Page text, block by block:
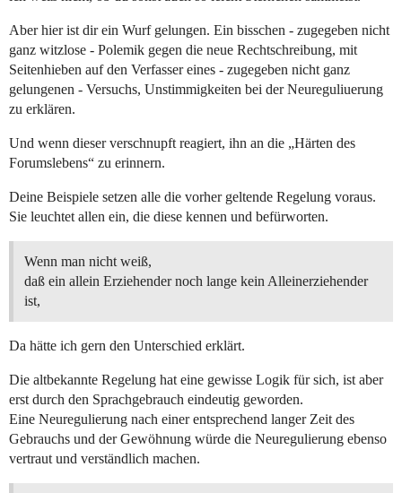
Aber hier ist dir ein Wurf gelungen. Ein bisschen - zugegeben nicht
ganz witzlose - Polemik gegen die neue Rechtschreibung, mit
Seitenhieben auf den Verfasser eines - zugegeben nicht ganz
gelungenen - Versuchs, Unstimmigkeiten bei der Neureguliuerung
zu erklären.
Und wenn dieser verschnupft reagiert, ihn an die „Härten des
Forumslebens“ zu erinnern.
Deine Beispiele setzen alle die vorher geltende Regelung voraus.
Sie leuchtet allen ein, die diese kennen und befürworten.
Wenn man nicht weiß,
daß ein allein Erziehender noch lange kein Alleinerziehender
ist,
Da hätte ich gern den Unterschied erklärt.
Die altbekannte Regelung hat eine gewisse Logik für sich, ist aber
erst durch den Sprachgebrauch eindeutig geworden.
Eine Neuregulierung nach einer entsprechend langer Zeit des
Gebrauchs und der Gewöhnung würde die Neuregulierung ebenso
vertraut und verständlich machen.